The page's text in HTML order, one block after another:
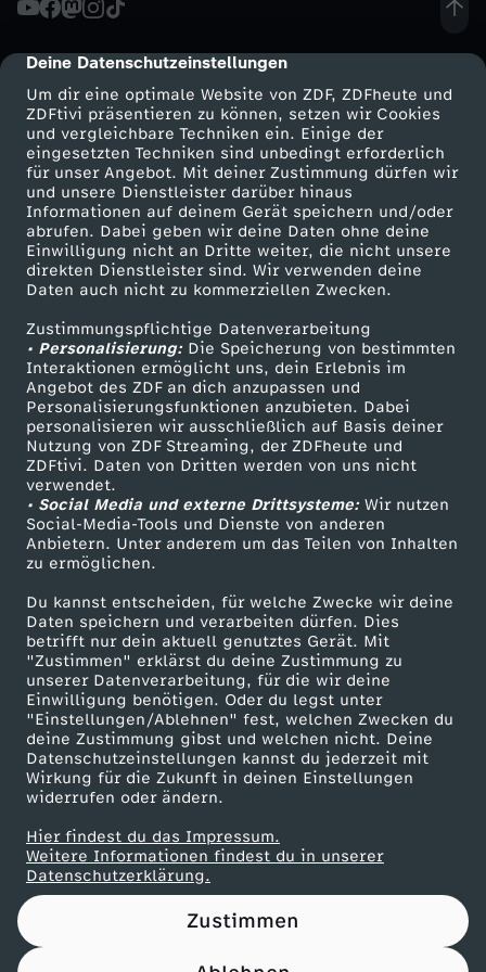
cmp-dialog-description
Deine Datenschutzeinstellungen
Um dir eine optimale Website von ZDF, ZDFheute und
ZDFtivi präsentieren zu können, setzen wir Cookies
und vergleichbare Techniken ein. Einige der
eingesetzten Techniken sind unbedingt erforderlich
für unser Angebot. Mit deiner Zustimmung dürfen wir
und unsere Dienstleister darüber hinaus
Informationen auf deinem Gerät speichern und/oder
abrufen. Dabei geben wir deine Daten ohne deine
Einwilligung nicht an Dritte weiter, die nicht unsere
direkten Dienstleister sind. Wir verwenden deine
Daten auch nicht zu kommerziellen Zwecken.
Zustimmungspflichtige Datenverarbeitung
• Personalisierung:Die Speicherung von bestimmten
Interaktionen ermöglicht uns, dein Erlebnis im
Angebot des ZDF an dich anzupassen und
Personalisierungsfunktionen anzubieten. Dabei
personalisieren wir ausschließlich auf Basis deiner
Nutzung von ZDF Streaming, der ZDFheute und
ZDFtivi. Daten von Dritten werden von uns nicht
verwendet.
• Social Media und externe Drittsysteme:Wir nutzen
Social-Media-Tools und Dienste von anderen
Anbietern. Unter anderem um das Teilen von Inhalten
zu ermöglichen.
Du kannst entscheiden, für welche Zwecke wir deine
Daten speichern und verarbeiten dürfen. Dies
betrifft nur dein aktuell genutztes Gerät. Mit
"Zustimmen" erklärst du deine Zustimmung zu
unserer Datenverarbeitung, für die wir deine
Einwilligung benötigen. Oder du legst unter
"Einstellungen/Ablehnen" fest, welchen Zwecken du
deine Zustimmung gibst und welchen nicht. Deine
Datenschutzeinstellungen kannst du jederzeit mit
Wirkung für die Zukunft in deinen Einstellungen
widerrufen oder ändern.
Hier findest du das Impressum.
Weitere Informationen findest du in unserer
Datenschutzerklärung.
Zustimmen
h
d
e
r
F
a
l
o
d
u
n
F
r
a
u
e
n
Mehr ZDF
ZDF-Apps
Smart TV
ZDFtext
Livestreams
Sendungen A-Z
TV-Programm
Service
ZDFmitreden
Kontakt zum ZDF
Tickets
Zuschauerservice
Hilfe
ZDF Unternehmen
Karriere
ZDF goes Schule
Werbefernsehen
Mainzelmännchen
Partner